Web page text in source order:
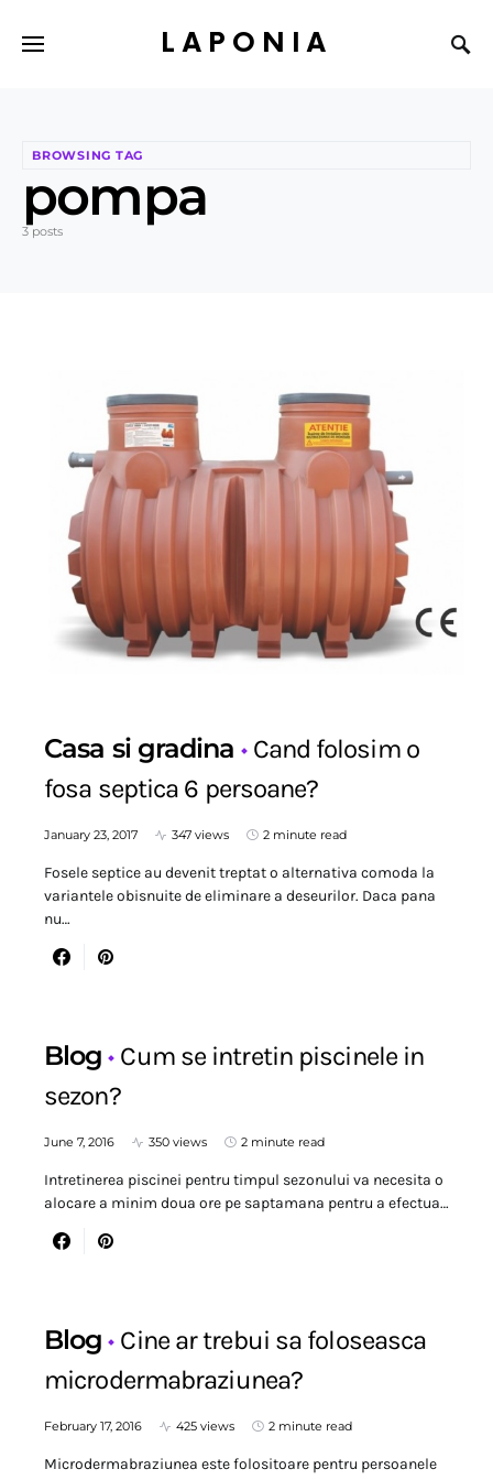
LAPONIA
BROWSING TAG
pompa
3 posts
Casa si gradina
Cand folosim o
fosa septica 6 persoane?
January 23, 2017 347 views 2 minute read
Fosele septice au devenit treptat o alternativa comoda la
variantele obisnuite de eliminare a deseurilor. Daca pana
nu…
Blog
Cum se intretin piscinele in
sezon?
June 7, 2016 350 views 2 minute read
Intretinerea piscinei pentru timpul sezonului va necesita o
alocare a minim doua ore pe saptamana pentru a efectua…
Blog
Cine ar trebui sa foloseasca
microdermabraziunea?
February 17, 2016 425 views 2 minute read
Microdermabraziunea este folositoare pentru persoanele